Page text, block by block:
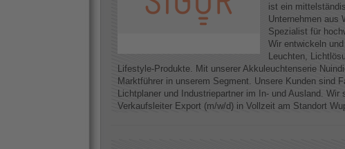
ist ein
Unternehmen aus
Spezialist für
Wir entwickeln
Leuchten,
Lifestyle-Produkte. Mit unserer Akkuleuchtenserie
Marktführer in unserem Segment. Unsere Kunden sind
Lichtplaner und Industriepartner im In- und Ausland. Wir
Verkaufsleiter Export (m/w/d) in Vollzeit am Standort